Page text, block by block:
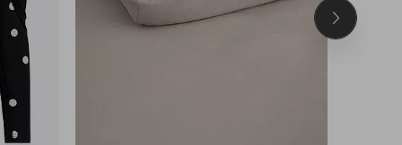
Seuraava